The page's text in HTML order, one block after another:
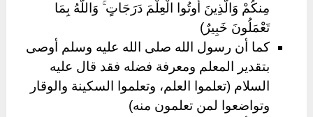
مِنكُمْ وَالَّذِينَ أُوتُوا الْعِلْمَ دَرَجَاتٍ ۚ وَاللَّهُ بِمَا
تَعْمَلُونَ خَبِيرٌ)
كما أن رسول الله صلى الله عليه وسلم أوصى
بتقدير المعلم ومعرفة فضله فقد قال عليه
السلام (تعلموا العلم، وتعلموا السكينة والوقار
وتواضعوا لمن تعلمون منه)